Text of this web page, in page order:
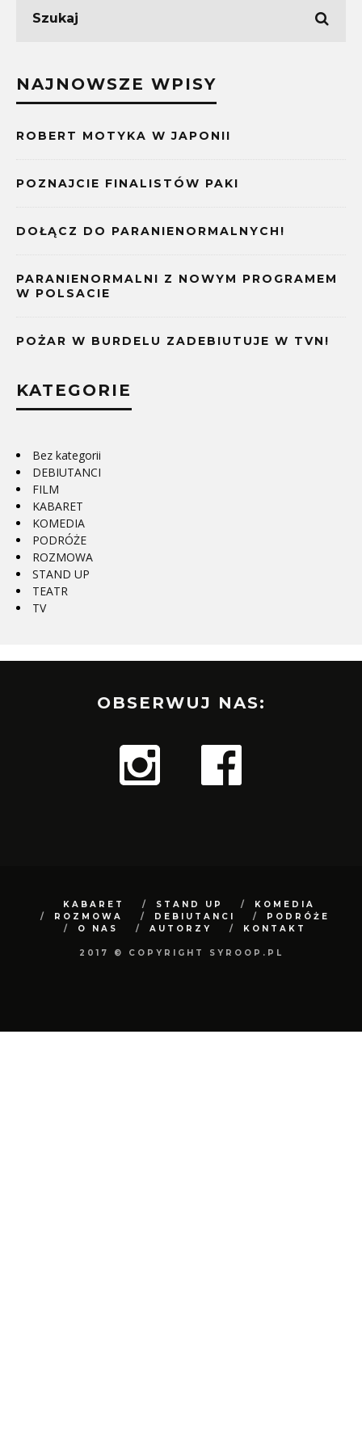
NAJNOWSZE WPISY
ROBERT MOTYKA W JAPONII
POZNAJCIE FINALISTÓW PAKI
DOŁĄCZ DO PARANIENORMALNYCH!
PARANIENORMALNI Z NOWYM PROGRAMEM
W POLSACIE
POŻAR W BURDELU ZADEBIUTUJE W TVN!
KATEGORIE
Bez kategorii
DEBIUTANCI
FILM
KABARET
KOMEDIA
PODRÓŻE
ROZMOWA
STAND UP
TEATR
TV
OBSERWUJ NAS:
KABARET STAND UP
KOMEDIA
ROZMOWA
DEBIUTANCI
PODRÓŻE
O NAS
AUTORZY KONTAKT
2017 © COPYRIGHT SYROOP.PL